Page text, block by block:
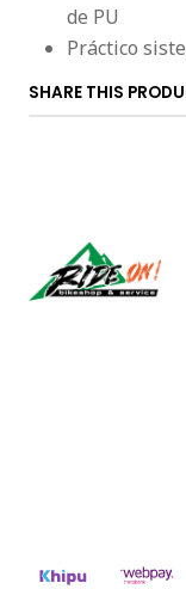
de PU
Práctico
SHARE THIS